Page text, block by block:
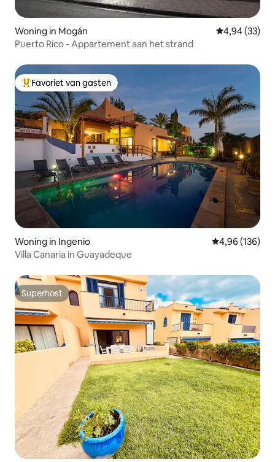
Woning in Mogán Gemiddelde
4,94 (33)
Puerto Rico - Appartement aan het strand
Topfavoriet van gasten
Favoriet van gasten
Woning in Ingenio Gemiddelde
4,96 (136)
Villa Canaria in Guayadeque
Superhost
Superhost